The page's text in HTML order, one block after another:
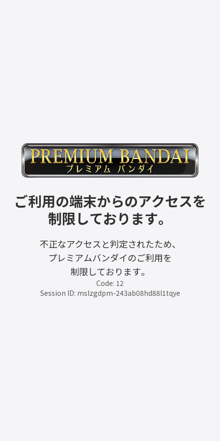
ご利用の端末からのアクセスを
制限しております。
不正なアクセスと判定されたため、
プレミアムバンダイのご利用を
制限しております。
Code: 12
Session ID: mslzgdpm-243ab08hd88l1tqye